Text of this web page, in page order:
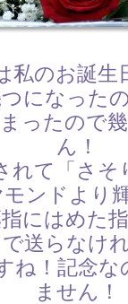
私のお誕生
になった
ったので
ん！
れて「さ
ンドより
にはめた
送らなけ
ね！記念
ません！